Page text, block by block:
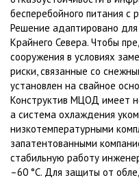
бесперебойного питания с
Решение адаптировано для
Крайнего Севера. Чтобы
сооружения в условиях
риски, связанные со
установлен на свайное
Конструктив МЦОД имеет
а система охлаждения
низкотемпературными
запатентованными
стабильную работу
–60 °C. Для защиты от